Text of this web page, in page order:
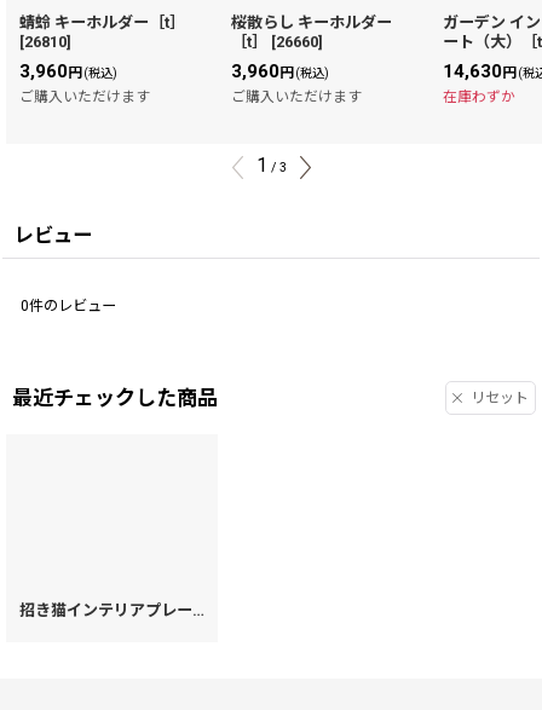
蜻蛉 キーホルダー［t］
[26810]
3,960円 (税込)
ご購入いただけます
桜散らし キーホルダー
［t］
[26660]
3,960円 (税込)
ご購入いただけます
ガーデン イ
ート（大）［
14,630円 (税
在庫わずか
1 / 3
レビュー
0件のレビュー
最近チェックした商品 リセット
招き猫インテリアプレート（大）［t］